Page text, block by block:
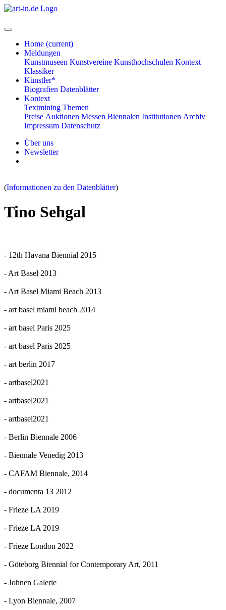
Home (current)
Meldungen
Kunstmuseen Kunstvereine Kunsthochschulen Kontext
Klassiker
Künstler*
Biografien Datenblätter
Kontext
Textmining Themen
Preise Auktionen Messen Biennalen Institutionen Archiv
Impressum Datenschutz
Über uns
Newsletter
(Informationen zu den Datenblätter)
Tino Sehgal
- 12th Havana Biennial 2015
- Art Basel 2013
- Art Basel Miami Beach 2013
- art basel miami beach 2014
- art basel Paris 2025
- art basel Paris 2025
- art berlin 2017
- artbasel2021
- artbasel2021
- artbasel2021
- Berlin Biennale 2006
- Biennale Venedig 2013
- CAFAM Biennale, 2014
- documenta 13 2012
- Frieze LA 2019
- Frieze LA 2019
- Frieze London 2022
- Göteborg Biennial for Contemporary Art, 2011
- Johnen Galerie
- Lyon Biennale, 2007